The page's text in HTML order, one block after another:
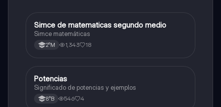
Matemáticas
Simce de matematicas segundo medio
Simce matemáticas
2°M 1,343 18
Matemáticas
Potencias
Significado de potencias y ejemplos
8°B 546 4